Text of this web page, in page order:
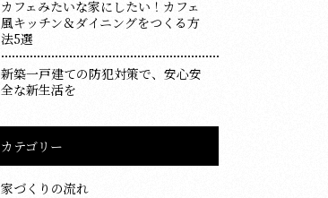
カフェみたいな家にしたい！カフェ
風キッチン＆ダイニングをつくる方
法5選
新築一戸建ての防犯対策で、安心安
全な新生活を
カテゴリー
家づくりの流れ